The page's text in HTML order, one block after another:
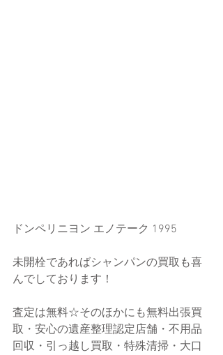
ドンペリニヨン エノテーク 1995
未開栓であればシャンパンの買取も喜
んでしております！
査定は無料☆そのほかにも無料出張買
取・安心の遺産整理認定店舗・不用品
回収・引っ越し買取・特殊清掃・大口